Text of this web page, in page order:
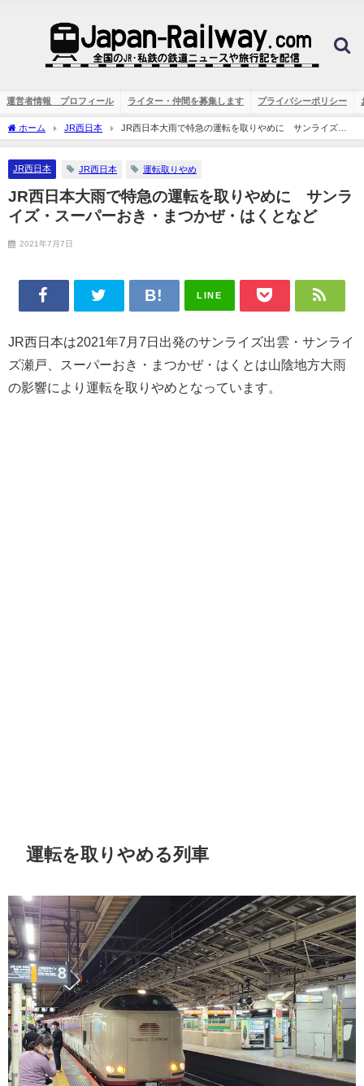
運営者情報 プロフィール ライター・仲間を募集します プライバシーポリシー
ホーム JR西日本
JR西日本大雨で特急の運転を取りやめに サンライズ・
スーパーおき・まつかぜ・はくとなど
JR西日本 JR西日本 運転取りやめ
JR西日本大雨で特急の運転を取りやめに サンラ
イズ・スーパーおき・まつかぜ・はくとなど
2021年7月7日
LINE
JR西日本は2021年7月7日出発のサンライズ出雲・サンライ
ズ瀬戸、スーパーおき・まつかぜ・はくとは山陰地方大雨
の影響により運転を取りやめとなっています。
運転を取りやめる列車